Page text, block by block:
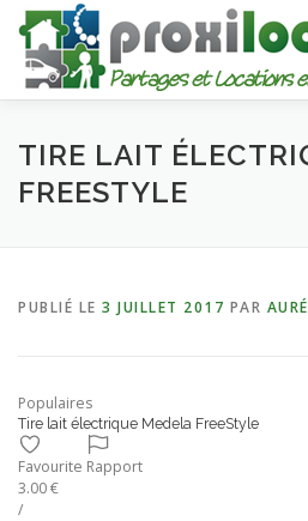
Aller
contenu
CATEGORIES AJOUTER
TIRE LAIT
FREESTYLE
PUBLIÉ LE 3 JUILLET 2017 PAR
Populaires
Tire lait électrique Medela FreeStyle
Favourite Rapport
3.00 €
/